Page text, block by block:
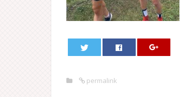
permalink